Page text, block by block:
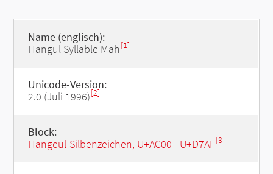
Name (englisch):
Hangul Syllable Mah [1]
Unicode-Version:
2.0 (Juli 1996)[2]
Block:
Hangeul-Silbenzeichen, U+AC00 - U+D7AF[3]